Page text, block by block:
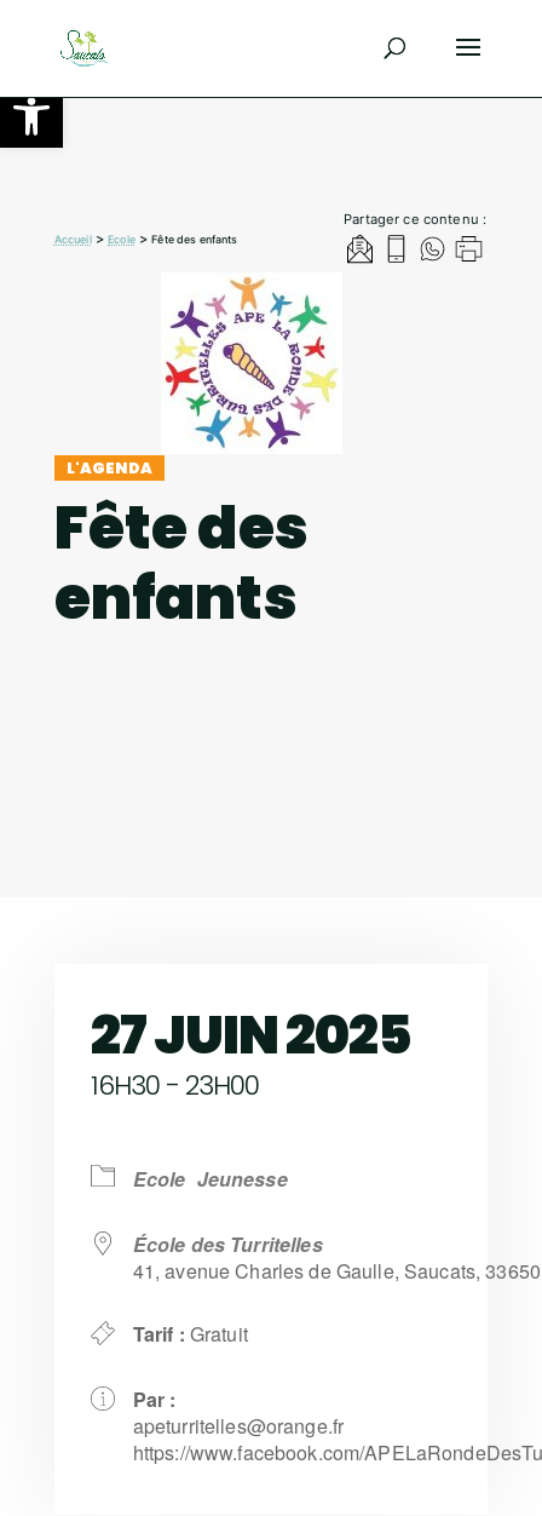
Ouvrir la barre d’outils
Partager ce contenu :
Accueil>Ecole>Fête des enfants
L'AGENDA
Fête des
enfants
27 JUIN 2025
16H30 - 23H00
Ecole Jeunesse
École des Turritelles
41, avenue Charles de Gaulle, Saucats, 33650
Tarif : Gratuit
Par :
apeturritelles@orange.fr
https://www.facebook.com/